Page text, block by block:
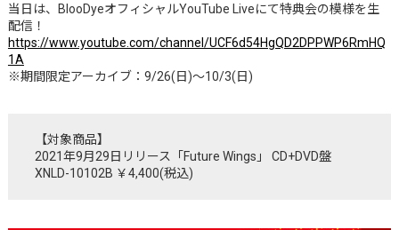
当日は、BlooDyeオフィシャルYouTube Liveにて特典会の模様を生
配信！
https://www.youtube.com/channel/UCF6d54HgQD2DPPWP6RmHQ
1A
※期間限定アーカイブ：9/26(日)〜10/3(日)
【対象商品】
2021年9月29日リリース「Future Wings」 CD+DVD盤
XNLD-10102B ￥4,400(税込)